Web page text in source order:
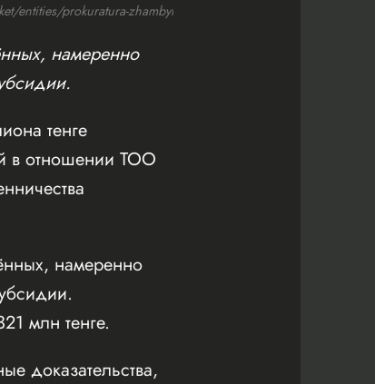
entities/prokuratura-zhambyl
намеренно
тенге
в отношении ТОО
намеренно
млн тенге.
доказательства,